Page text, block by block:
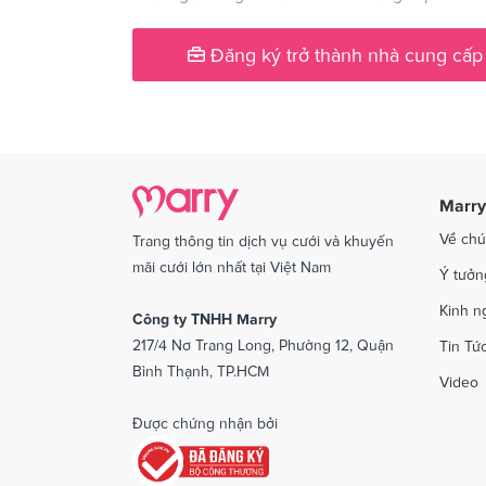
Dịch vụ cưới tại Quảng Ngãi Dịch
Dịch vụ cưới tại Vĩnh Phúc Dịch
Dịch vụ cưới tại Bắc Kạn
Đăng ký trở thành nhà cung cấp
Trang thông tin dịch vụ cưới và khuyến
mãi cưới lớn nhất tại Việt Nam
Công ty TNHH Marry
217/4 Nơ Trang Long, Phường 12, Quận
Bình Thạnh, TP.HCM
Được chứng nhận bởi
Về
Ý
Kinh
Tin
Video